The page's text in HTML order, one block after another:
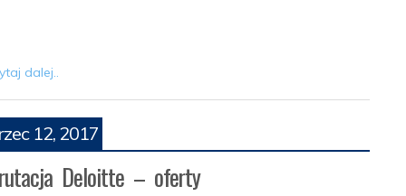
dalej..
12, 2017
Deloitte – oferty